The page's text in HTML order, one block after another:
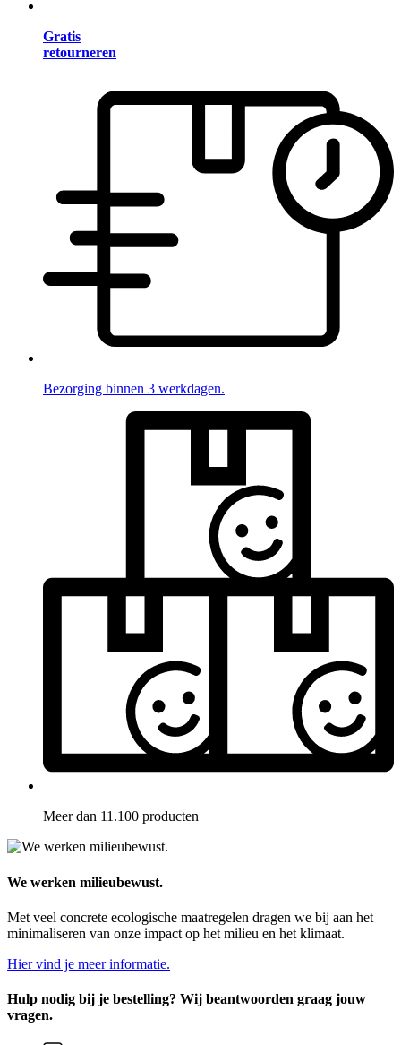
Gratis
retourneren
Bezorging binnen 3 werkdagen.
Meer dan 11.100 producten
We werken milieubewust.
Met veel concrete ecologische maatregelen dragen we bij aan het
minimaliseren van onze impact op het milieu en het klimaat.
Hier vind je meer informatie.
Hulp nodig bij je bestelling? Wij beantwoorden graag jouw
vragen.